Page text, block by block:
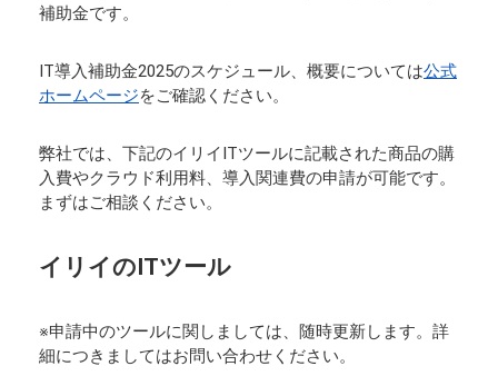
補助金です。
IT導入補助金2025のスケジュール、概要については公式
ホームページをご確認ください。
弊社では、下記のイリイITツールに記載された商品の購
入費やクラウド利用料、導入関連費の申請が可能です。
まずはご相談ください。
イリイのITツール
※申請中のツールに関しましては、随時更新します。詳
細につきましてはお問い合わせください。